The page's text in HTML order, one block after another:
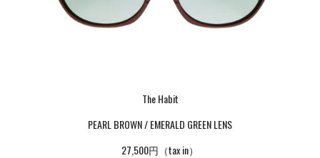
The Habit
PEARL BROWN / EMERALD GREEN LENS
27,500円（tax in）